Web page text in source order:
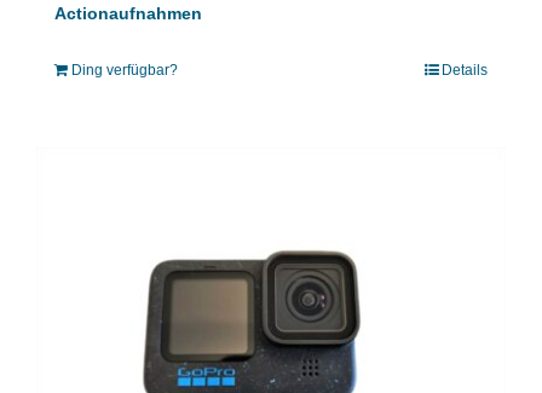
Actionaufnahmen
Ding verfügbar? Details